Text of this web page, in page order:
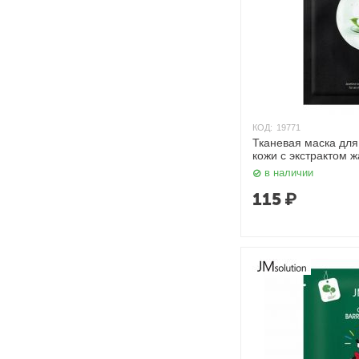
КОД: 19771
Тканевая маска
кожи с экстрактом
JMsolution
в наличии
115 ₽